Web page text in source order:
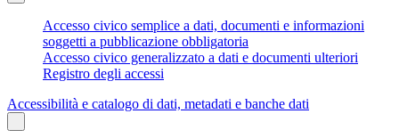
Accesso civico semplice a dati, documenti e informazioni
soggetti a pubblicazione obbligatoria
Accesso civico generalizzato a dati e documenti ulteriori
Registro degli accessi
Accessibilità e catalogo di dati, metadati e banche dati